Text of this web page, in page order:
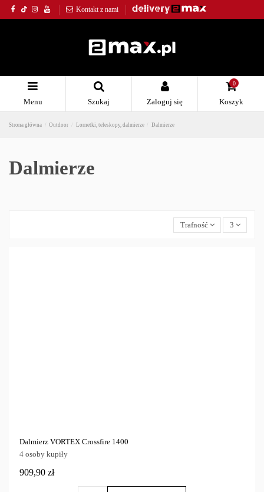
Kontakt z nami
Menu Szukaj Zaloguj się
0
Koszyk
Strona główna Outdoor Lornetki, teleskopy, dalmierze Dalmierze
Dalmierze
Trafność 3
Dalmierz VORTEX Crossfire 1400
4 osoby kupiły
909,90 zł